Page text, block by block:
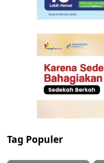
Tag Populer